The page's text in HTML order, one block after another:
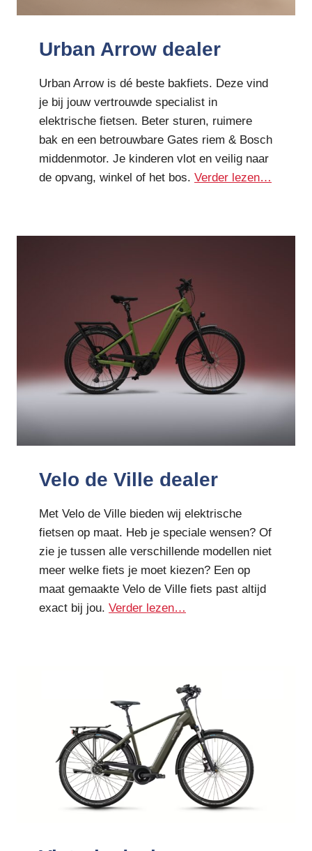
Urban Arrow dealer
Urban Arrow is dé beste bakfiets. Deze vind
je bij jouw vertrouwde specialist in
elektrische fietsen. Beter sturen, ruimere
bak en een betrouwbare Gates riem & Bosch
middenmotor. Je kinderen vlot en veilig naar
de opvang, winkel of het bos. Verder lezen…
Velo de Ville dealer
Met Velo de Ville bieden wij elektrische
fietsen op maat. Heb je speciale wensen? Of
zie je tussen alle verschillende modellen niet
meer welke fiets je moet kiezen? Een op
maat gemaakte Velo de Ville fiets past altijd
exact bij jou. Verder lezen…